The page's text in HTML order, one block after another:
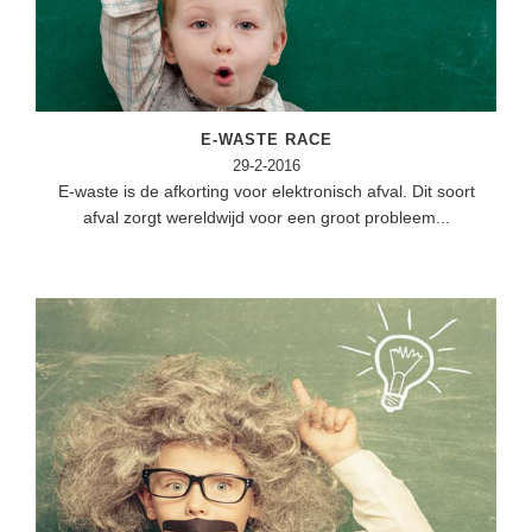
Klassieke Talen
Letterkunde
Levensbeschouwing
Maatschappijleer
Muziek
Rekenen / Wiskunde
Scheikunde
Sociale vaardigheden
Spaans
Studievaardigheden
Meesterbaan onderwijsvacatures
LEERMETHODEN
Examentraining
Media
Nederlands
Rekenen
Sociale vaardigheden
Studievaardigheden
E-WASTE RACE
29-2-2016
E-waste is de afkorting voor elektronisch afval. Dit soort
afval zorgt wereldwijd voor een groot probleem...